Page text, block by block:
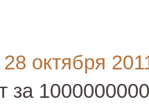
28 октября
за